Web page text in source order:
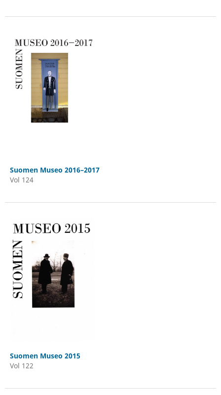
Suomen Museo 2016–2017
Vol 124
Suomen Museo 2015
Vol 122